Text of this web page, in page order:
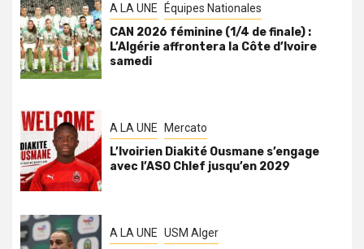
A LA UNE Équipes Nationales
CAN 2026 féminine (1/4 de finale) :
L’Algérie affrontera la Côte d’Ivoire
samedi
A LA UNE Mercato
L’Ivoirien Diakité Ousmane s’engage
avec l’ASO Chlef jusqu’en 2029
A LA UNE USM Alger